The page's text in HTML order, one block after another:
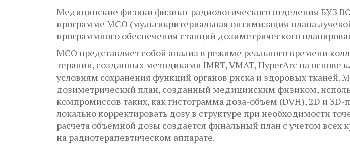
Медицинские физики физико-радиологического отделения БУЗ
программе MCO (мультикритериальная оптимизация плана
программного обеспечения станций дозиметрического
МСО представляет собой анализ в режиме реального времени
терапии, созданных методиками IMRT, VMAT, HyperArc на
условиям сохранения функций органов риска и здоровых
дозиметрический план, созданный медицинским физиком,
компромиссов таких, как гистограмма доза-объем (DVH), 2D и
локально корректировать дозу в структуре при необходимости
расчета объемной дозы создается финальный план с учетом
на радиотерапевтическом аппарате.